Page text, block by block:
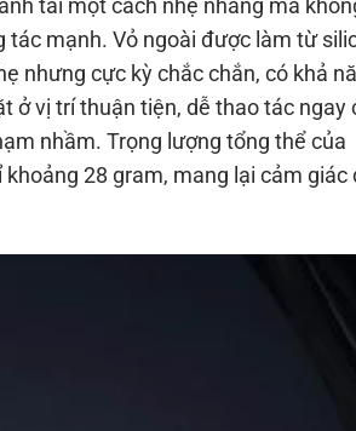
tai một cách nhẹ nhàng mà
tác mạnh. Vỏ ngoài được làm từ
nhưng cực kỳ chắc chắn, có khả
ở vị trí thuận tiện, dễ thao tác ngay
nhầm. Trọng lượng tổng thể của
28 gram, mang lại cảm giác